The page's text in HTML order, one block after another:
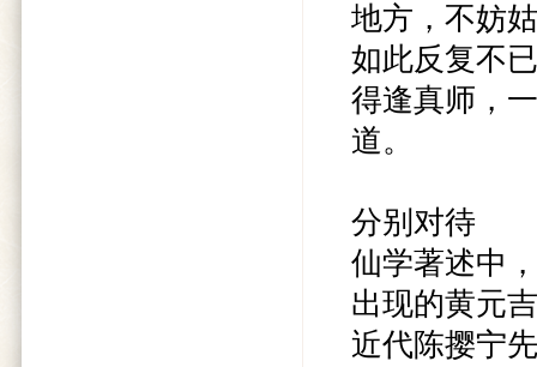
地方，不妨
如此反复不
得逢真师，
道。
分别对待
仙学著述中
出现的黄元
近代陈撄宁